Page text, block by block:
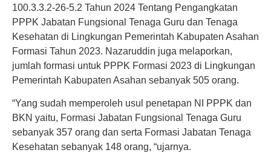
100.3.3.2-26-5.2 Tahun 2024 Tentang Pengangkatan
PPPK Jabatan Fungsional Tenaga Guru dan Tenaga
Kesehatan di Lingkungan Pemerintah Kabupaten Asahan
Formasi Tahun 2023. Nazaruddin juga melaporkan,
jumlah formasi untuk PPPK Formasi 2023 di Lingkungan
Pemerintah Kabupaten Asahan sebanyak 505 orang.
“Yang sudah memperoleh usul penetapan NI PPPK dan
BKN yaitu, Formasi Jabatan Fungsional Tenaga Guru
sebanyak 357 orang dan serta Formasi Jabatan Tenaga
Kesehatan sebanyak 148 orang, “ujarnya.